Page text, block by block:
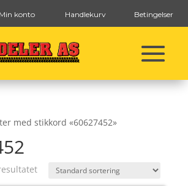
Min konto Handlekurv Betingelser
med stikkord «60627452»